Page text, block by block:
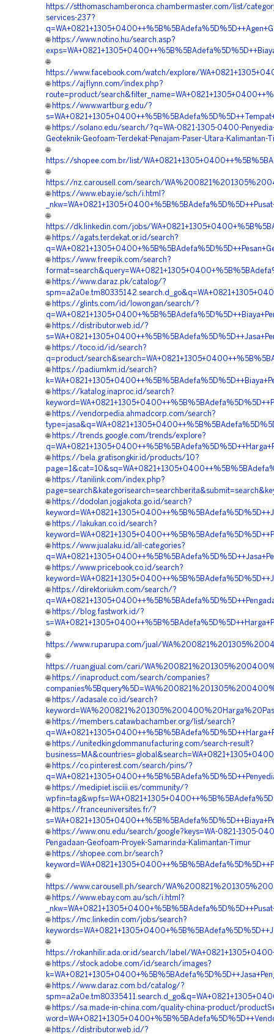
https://stthomaschamberonca.chambermaster.com/list/
services-237?
🌐 https://www.notino.hu/search.asp?
🌐
https://www.facebook.com/watch/explore/
🌐 https://ajflynn.com/index.php?
route=product/
🌐 https://www.wartburg.edu/?
🌐 https://solano.edu/search/?q=WA-0821-1305-0400-
Geoteknik-Geofoam-Terdekat-Penajam-Paser-Utara-Kalimantan-
🌐
https://shopee.com.br/list/
🌐
https://nz.carousell.com/search/
🌐 https://www.ebay.ie/sch/i.html?
🌐
https://dk.linkedin.com/jobs/
🌐 https://agats.terdekat.or.id/search?
🌐 https://www.freepik.com/search?
🌐 https://www.daraz.pk/catalog/?
🌐 https://glints.com/id/lowongan/search/?
🌐 https://distributor.web.id/?
🌐 https://toco.id/id/search?
q=product/
🌐 https://padiumkm.id/search?
🌐 https://katalog.inaproc.id/search?
🌐 https://vendorpedia.ahmadcorp.com/search?
🌐 https://trends.google.com/trends/explore?
🌐 https://bela.gratisongkir.id/products/10?
🌐 https://tanilink.com/index.php?
🌐 https://dodolan.jogjakota.go.id/search?
🌐 https://lakukan.co.id/search?
🌐 https://www.jualaku.id/all-categories?
🌐 https://www.pricebook.co.id/search?
🌐 https://direktoriukm.com/search/?
🌐 https://blog.fastwork.id/?
🌐
https://www.ruparupa.com/jual/
🌐
https://ruangjual.com/cari/
🌐 https://inaproduct.com/search/companies?
🌐 https://adasale.co.id/search?
🌐 https://members.catawbachamber.org/list/search?
🌐 https://unitedkingdommanufacturing.com/search-result?
🌐 https://co.pinterest.com/search/pins/?
🌐 https://medipiet.isciii.es/community/?
🌐 https://franceuniversites.fr/?
🌐 https://www.onu.edu/search/google?keys=WA-0821-1305-
Pengadaan-Geofoam-Proyek-Samarinda-Kalimantan-Timur
🌐 https://shopee.com.br/search?
🌐
https://www.carousell.ph/search/
🌐 https://www.ebay.com.au/sch/i.html?
🌐 https://mc.linkedin.com/jobs/search?
🌐
https://rokanhilir.ada.or.id/search/label/
🌐 https://stock.adobe.com/id/search/images?
🌐 https://www.daraz.com.bd/catalog/?
🌐 https://sa.made-in-china.com/quality-china-product/
🌐 https://distributor.web.id/?